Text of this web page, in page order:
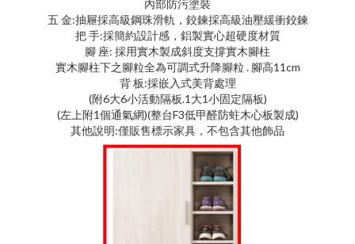
內部防污塗裝
五 金:抽屜採高級鋼珠滑軌，鉸鍊採高級油壓緩衝鉸鍊
把 手:採簡約設計感，鋁製實心超硬度材質
腳 座: 採用實木製成斜度支撐實木腳柱
實木腳柱下之腳粒全為可調式升降腳粒 . 腳高11cm
背 板:採嵌入式美背處理
(附6大6小活動隔板.1大1小固定隔板)
(左上附1個通氣網)(整台F3低甲醛防蛀木心板製成)
其他說明:僅販售標示家具，不包含其他飾品